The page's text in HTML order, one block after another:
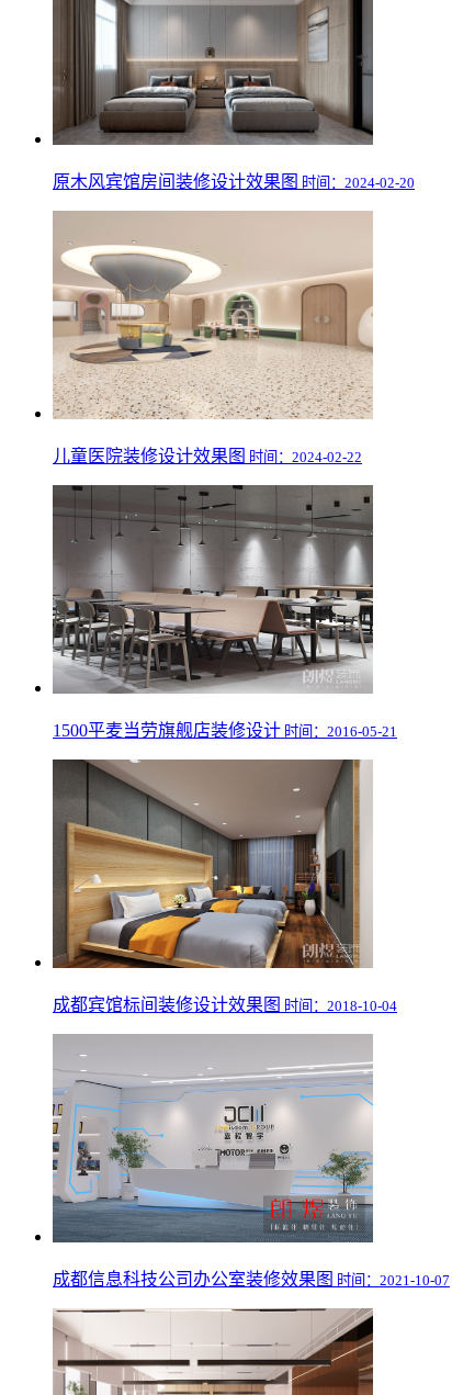
原木风宾馆房间装修设计效果图 时间：2024-02-20
儿童医院装修设计效果图 时间：2024-02-22
1500平麦当劳旗舰店装修设计 时间：2016-05-21
成都宾馆标间装修设计效果图 时间：2018-10-04
成都信息科技公司办公室装修效果图 时间：2021-10-07